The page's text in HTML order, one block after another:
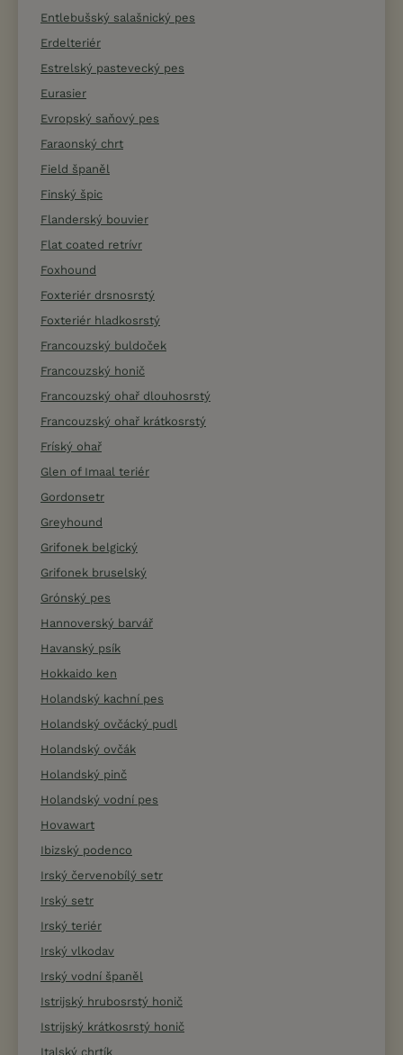
Entlebušský salašnický pes
Erdelteriér
Estrelský pastevecký pes
Eurasier
Evropský saňový pes
Faraonský chrt
Field španěl
Finský špic
Flanderský bouvier
Flat coated retrívr
Foxhound
Foxteriér drsnosrstý
Foxteriér hladkosrstý
Francouzský buldoček
Francouzský honič
Francouzský ohař dlouhosrstý
Francouzský ohař krátkosrstý
Fríský ohař
Glen of Imaal teriér
Gordonsetr
Greyhound
Grifonek belgický
Grifonek bruselský
Grónský pes
Hannoverský barvář
Havanský psík
Hokkaido ken
Holandský kachní pes
Holandský ovčácký pudl
Holandský ovčák
Holandský pinč
Holandský vodní pes
Hovawart
Ibizský podenco
Irský červenobílý setr
Irský setr
Irský teriér
Irský vlkodav
Irský vodní španěl
Istrijský hrubosrstý honič
Istrijský krátkosrstý honič
Italský chrtík